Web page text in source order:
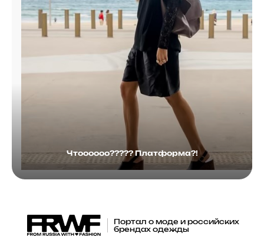
Чтоооооо????? Платформа?!
Портал о моде и российских
брендах одежды